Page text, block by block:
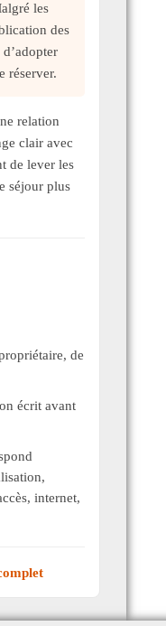
les
des
réserver.
relation
clair avec
de lever les
séjour plus
de
écrit avant
internet,